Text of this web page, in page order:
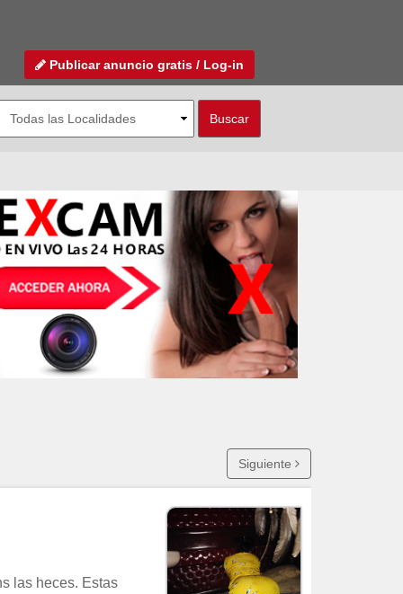
Publicar anuncio gratis / Log-in
Siguiente
las heces. Estas